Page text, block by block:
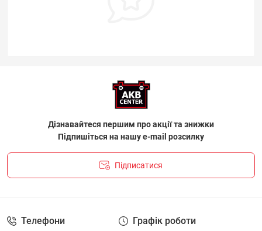
Дізнавайтеся першим про акції та знижки
Підпишіться на нашу e-mail розсилку
Підписатися
Телефони Графік роботи